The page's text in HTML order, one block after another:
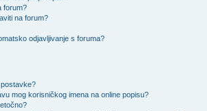
forum?
na forum?
odjavljivanje s foruma?
mog korisničkog imena na online popisu?